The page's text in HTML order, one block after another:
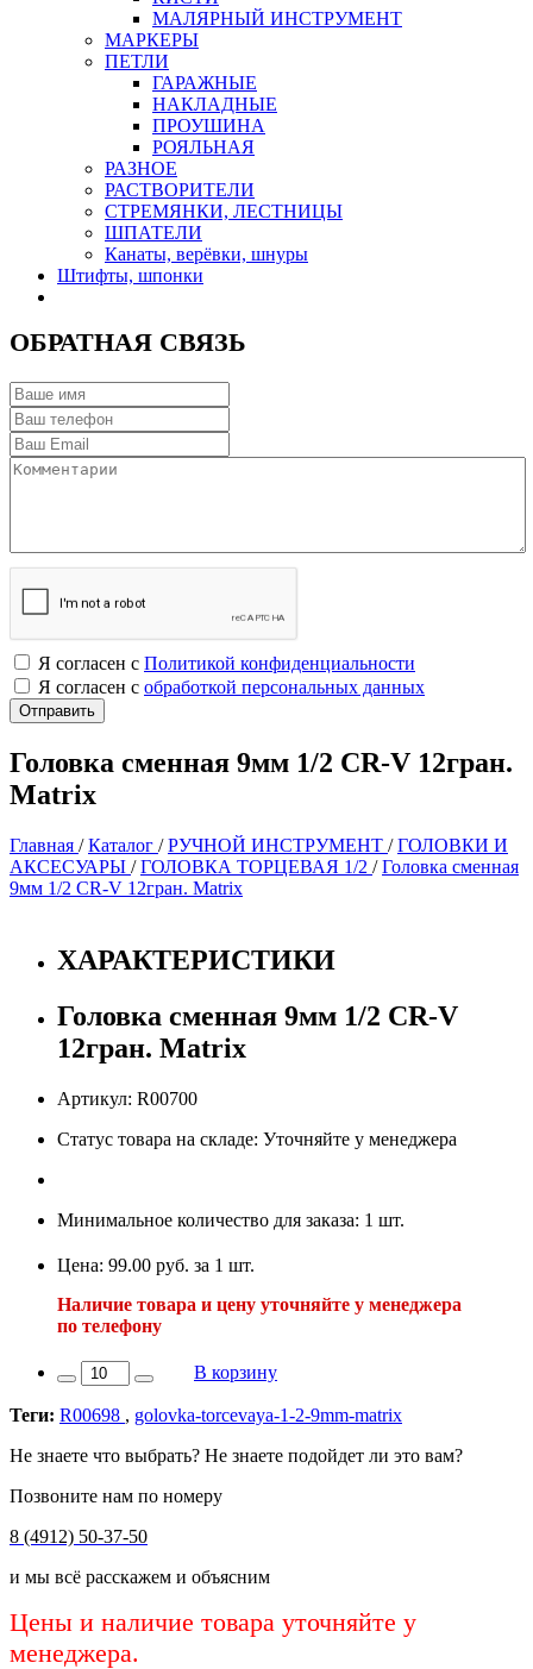
МАЛЯРНЫЙ ИНСТРУМЕНТ
МАРКЕРЫ
ПЕТЛИ
ГАРАЖНЫЕ
НАКЛАДНЫЕ
ПРОУШИНА
РОЯЛЬНАЯ
РАЗНОЕ
РАСТВОРИТЕЛИ
СТРЕМЯНКИ, ЛЕСТНИЦЫ
ШПАТЕЛИ
Канаты, верёвки, шнуры
Штифты, шпонки
ОБРАТНАЯ СВЯЗЬ
Я согласен с Политикой конфиденциальности
Я согласен с обработкой персональных данных
Головка сменная 9мм 1/2 CR-V 12гран.
Matrix
Главная /Каталог /РУЧНОЙ ИНСТРУМЕНТ /ГОЛОВКИ И
АКСЕСУАРЫ /ГОЛОВКА ТОРЦЕВАЯ 1/2 /Головка сменная
9мм 1/2 CR-V 12гран. Matrix
ХАРАКТЕРИСТИКИ
Головка сменная 9мм 1/2 CR-V
12гран. Matrix
Артикул: R00700
Статус товара на складе: Уточняйте у менеджера
Минимальное количество для заказа: 1 шт.
Цена: 99.00 руб. за 1 шт.
Наличие товара и цену уточняйте у менеджера
по телефону
В корзину
Теги: R00698 , golovka-torcevaya-1-2-9mm-matrix
Не знаете что выбрать? Не знаете подойдет ли это вам?
Позвоните нам по номеру
8 (4912) 50-37-50
и мы всё расскажем и объясним
Цены и наличие товара уточняйте у
менеджера.